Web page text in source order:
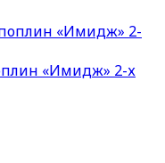
«Имидж» 2-х